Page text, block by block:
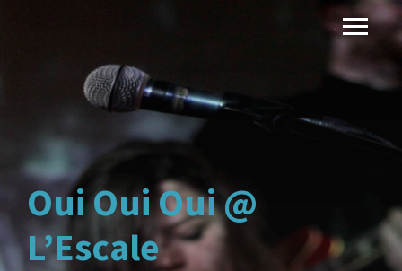
Oui Oui Oui @
L’Escale